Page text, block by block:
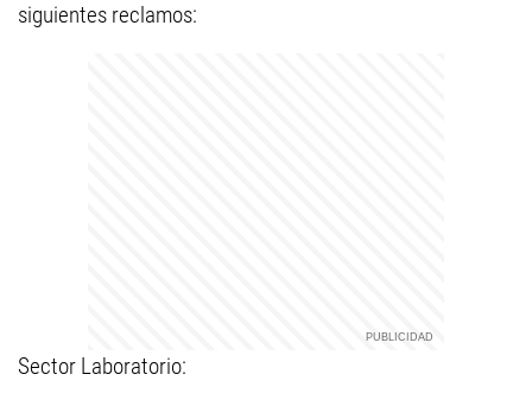
siguientes reclamos:
Sector Laboratorio: